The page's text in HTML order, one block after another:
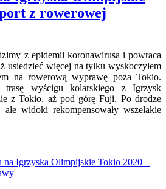
z rowerowej
z epidemii koronawirusa i powraca
usiedzieć więcej na tyłku wyskoczyłem
na rowerową wyprawę poza Tokio.
trasę wyścigu kolarskiego z Igrzysk
z Tokio, aż pod górę Fuji. Po drodze
widoki rekompensowały wszelakie
na Igrzyska Olimpijskie Tokio 2020 –